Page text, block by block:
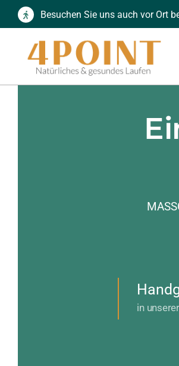
Zum
springen
Besuchen Sie uns auch vor Ort
in